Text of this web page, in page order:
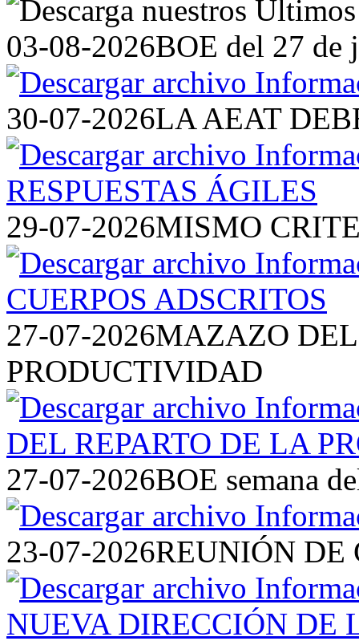
03-08-2026BOE del 27 de
30-07-2026LA AEAT
29-07-2026MISMO
27-07-2026MAZAZO DEL
PRODUCTIVIDAD
27-07-2026BOE semana
23-07-2026REUNIÓN DE